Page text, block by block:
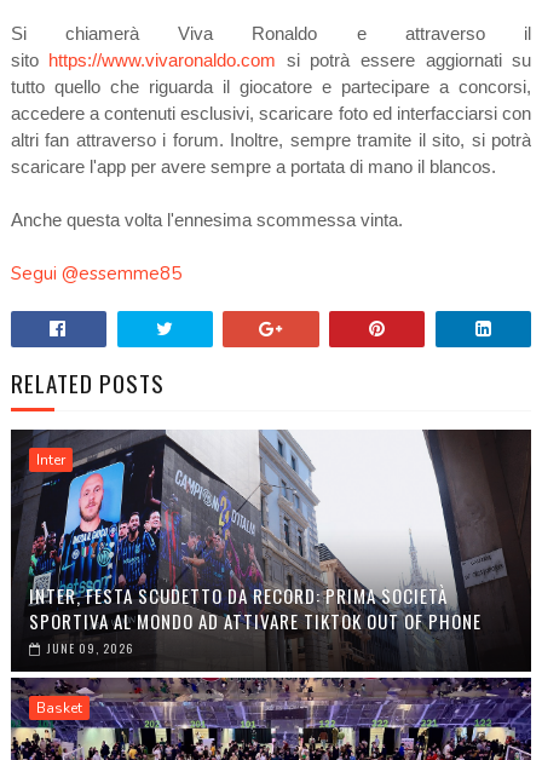
Si chiamerà Viva Ronaldo e attraverso il
sito https://www.vivaronaldo.com si potrà essere aggiornati su
tutto quello che riguarda il giocatore e partecipare a concorsi,
accedere a contenuti esclusivi, scaricare foto ed interfacciarsi con
altri fan attraverso i forum. Inoltre, sempre tramite il sito, si potrà
scaricare l'app per avere sempre a portata di mano il blancos.
Anche questa volta l'ennesima scommessa vinta.
Segui @essemme85
RELATED POSTS
Inter
INTER, FESTA SCUDETTO DA RECORD: PRIMA SOCIETÀ
SPORTIVA AL MONDO AD ATTIVARE TIKTOK OUT OF PHONE
JUNE 09, 2026
Basket